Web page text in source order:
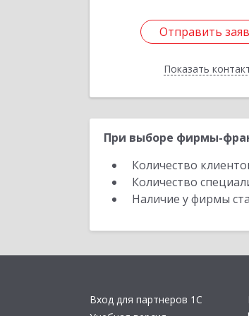
Отправить
Показать
Отправить
Назад
При выборе фирмы-
Количество
Количество
Наличие у фирмы
Вход для партнеров 1С